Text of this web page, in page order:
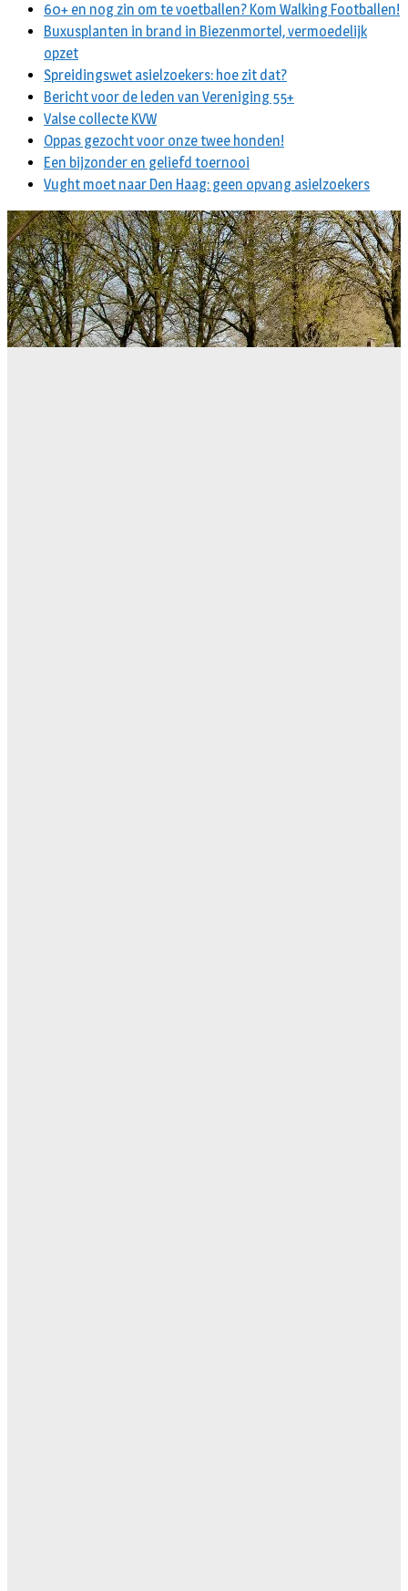
60+ en nog zin om te voetballen? Kom Walking Footballen!
Buxusplanten in brand in Biezenmortel, vermoedelijk
opzet
Spreidingswet asielzoekers: hoe zit dat?
Bericht voor de leden van Vereniging 55+
Valse collecte KVW
Oppas gezocht voor onze twee honden!
Een bijzonder en geliefd toernooi
Vught moet naar Den Haag: geen opvang asielzoekers